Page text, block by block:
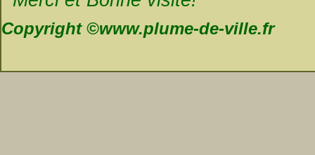
Copyright ©www.plume-de-ville.fr